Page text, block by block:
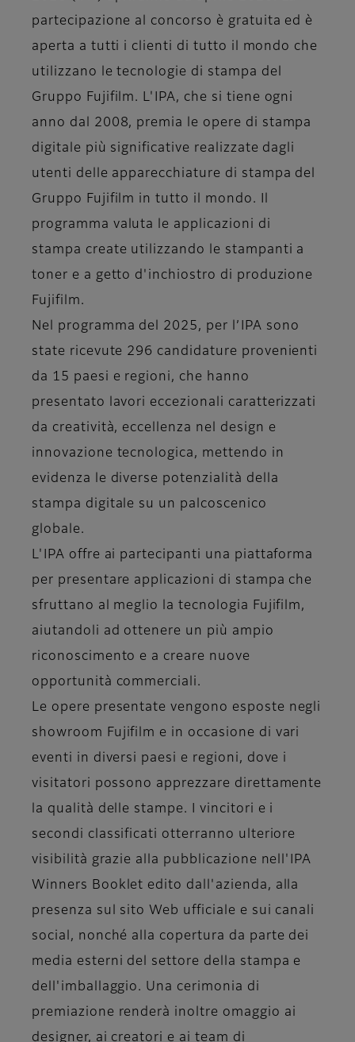
partecipazione al concorso è gratuita ed è
aperta a tutti i clienti di tutto il mondo che
utilizzano le tecnologie di stampa del
Gruppo Fujifilm. L'IPA, che si tiene ogni
anno dal 2008, premia le opere di stampa
digitale più significative realizzate dagli
utenti delle apparecchiature di stampa del
Gruppo Fujifilm in tutto il mondo. Il
programma valuta le applicazioni di
stampa create utilizzando le stampanti a
toner e a getto d'inchiostro di produzione
Fujifilm.
Nel programma del 2025, per l’IPA sono
state ricevute 296 candidature provenienti
da 15 paesi e regioni, che hanno
presentato lavori eccezionali caratterizzati
da creatività, eccellenza nel design e
innovazione tecnologica, mettendo in
evidenza le diverse potenzialità della
stampa digitale su un palcoscenico
globale.
L'IPA offre ai partecipanti una piattaforma
per presentare applicazioni di stampa che
sfruttano al meglio la tecnologia Fujifilm,
aiutandoli ad ottenere un più ampio
riconoscimento e a creare nuove
opportunità commerciali.
Le opere presentate vengono esposte negli
showroom Fujifilm e in occasione di vari
eventi in diversi paesi e regioni, dove i
visitatori possono apprezzare direttamente
la qualità delle stampe. I vincitori e i
secondi classificati otterranno ulteriore
visibilità grazie alla pubblicazione nell'IPA
Winners Booklet edito dall'azienda, alla
presenza sul sito Web ufficiale e sui canali
social, nonché alla copertura da parte dei
media esterni del settore della stampa e
dell'imballaggio. Una cerimonia di
premiazione renderà inoltre omaggio ai
designer, ai creatori e ai team di